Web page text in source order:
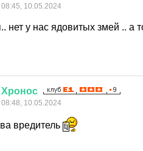
08:45, 10.05.2024
нет у нас ядовитых змей .. а
Хронос
08:48, 10.05.2024
вредитель